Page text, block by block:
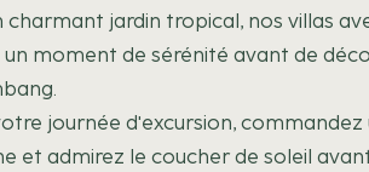
charmant jardin tropical, nos villas
moment de sérénité avant de
journée d'excursion,
et admirez le coucher de soleil